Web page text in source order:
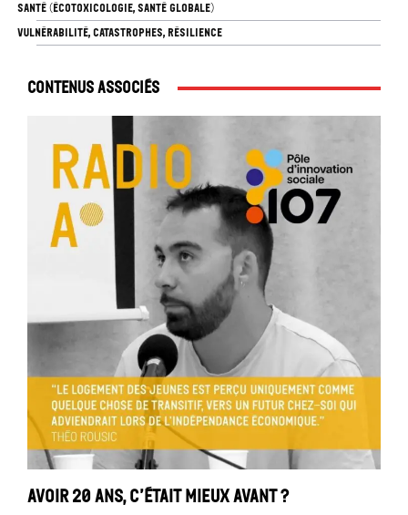
SANTÉ (ÉCOTOXICOLOGIE, SANTÉ GLOBALE)
VULNÉRABILITÉ, CATASTROPHES, RÉSILIENCE
Contenus associés
Avoir 20 ans, c’était mieux avant ?